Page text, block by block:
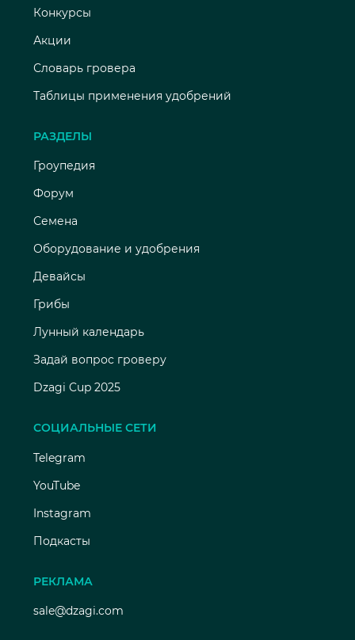
Конкурсы
Акции
Словарь гровера
Таблицы применения удобрений
РАЗДЕЛЫ
Гроупедия
Форум
Семена
Оборудование и удобрения
Девайсы
Грибы
Лунный календарь
Задай вопрос гроверу
Dzagi Cup 2025
СОЦИАЛЬНЫЕ СЕТИ
Telegram
YouTube
Instagram
Подкасты
РЕКЛАМА
sale@dzagi.com